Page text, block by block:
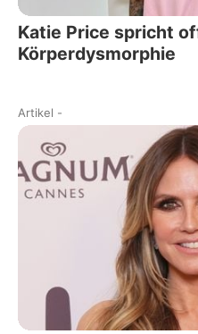
Katie Price spricht
Körperdysmorphie
Artikel -